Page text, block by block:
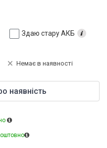
Здаю стару АКБ
Немає в наявності
наявність